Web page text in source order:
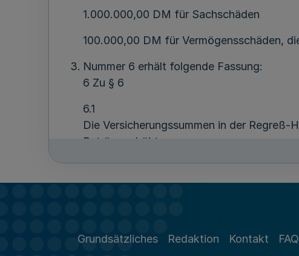
1.000.000,00 DM für Sachschäden
100.000,00 DM für Vermögensschäden,
Nummer 6 erhält folgende Fassung:
6 Zu § 6
6.1
Die Versicherungssummen in der
Beträge erhöht:
bis 10.000.000,00 DM für
bis 20.000.000,00 DM insgesamt bei
In der Unfallversicherung (Absatz 6) wird
Grundsätzliches Redaktion Kontakt FAQ